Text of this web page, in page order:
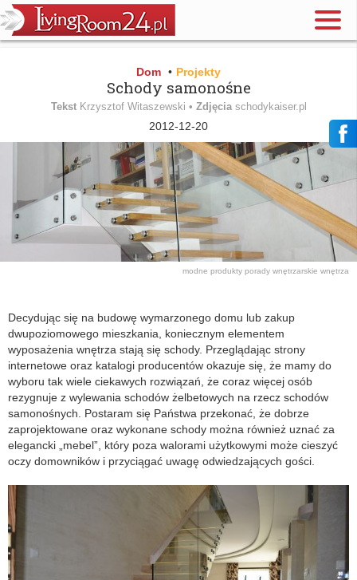
Dom • Projekty
Schody samonośne
Tekst Krzysztof Witaszewski • Zdjęcia schodykaiser.pl
2012-12-20
modne produkty porady wnętrzarskie wnętrza
Decydując się na budowę wymarzonego domu lub zakup
dwupoziomowego mieszkania, koniecznym elementem
wyposażenia wnętrza stają się schody. Przeglądając strony
internetowe oraz katalogi producentów okazuje się, że mamy do
wyboru tak wiele ciekawych rozwiązań, że coraz więcej osób
rezygnuje z wylewania schodów żelbetowych na rzecz schodów
samonośnych. Postaram się Państwa przekonać, że dobrze
zaprojektowane oraz wykonane schody można również uznać za
elegancki „mebel”, który poza walorami użytkowymi może cieszyć
oczy domowników i przyciągać uwagę odwiedzających gości.